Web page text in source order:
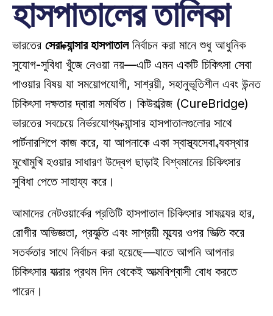
হাসপাতালের তালিকা
ভারতের সেরা ক্যান্সার হাসপাতাল নির্বাচন করা মানে শুধু আধুনিক
সুযোগ-সুবিধা খুঁজে নেওয়া নয়—এটি এমন একটি চিকিৎসা সেবা
পাওয়ার বিষয় যা সময়োপযোগী, সাশ্রয়ী, সহানুভূতিশীল এবং উন্নত
চিকিৎসা দক্ষতার দ্বারা সমর্থিত। কিউরব্রিজ (CureBridge)
ভারতের সবচেয়ে নির্ভরযোগ্য ক্যান্সার হাসপাতালগুলোর সাথে
পার্টনারশিপে কাজ করে, যা আপনাকে একা স্বাস্থ্যসেবা ব্যবস্থার
মুখোমুখি হওয়ার সাধারণ উদ্বেগ ছাড়াই বিশ্বমানের চিকিৎসার
সুবিধা পেতে সাহায্য করে।
আমাদের নেটওয়ার্কের প্রতিটি হাসপাতাল চিকিৎসার সাফল্যের হার,
রোগীর অভিজ্ঞতা, প্রযুক্তি এবং সাশ্রয়ী মূল্যের ওপর ভিত্তি করে
সতর্কতার সাথে নির্বাচন করা হয়েছে—যাতে আপনি আপনার
চিকিৎসার যাত্রার প্রথম দিন থেকেই আত্মবিশ্বাসী বোধ করতে
পারেন।